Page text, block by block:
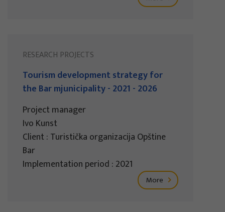
RESEARCH PROJECTS
Tourism development strategy for
the Bar mjunicipality - 2021 - 2026
Project manager
Ivo Kunst
Client : Turistička organizacija Opštine
Bar
Implementation period : 2021
More